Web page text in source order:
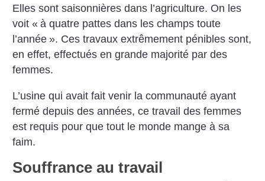
Elles sont saisonnières dans l’agriculture. On les
voit « à quatre pattes dans les champs toute
l’année ». Ces travaux extrêmement pénibles sont,
en effet, effectués en grande majorité par des
femmes.
L’usine qui avait fait venir la communauté ayant
fermé depuis des années, ce travail des femmes
est requis pour que tout le monde mange à sa
faim.
Souffrance au travail